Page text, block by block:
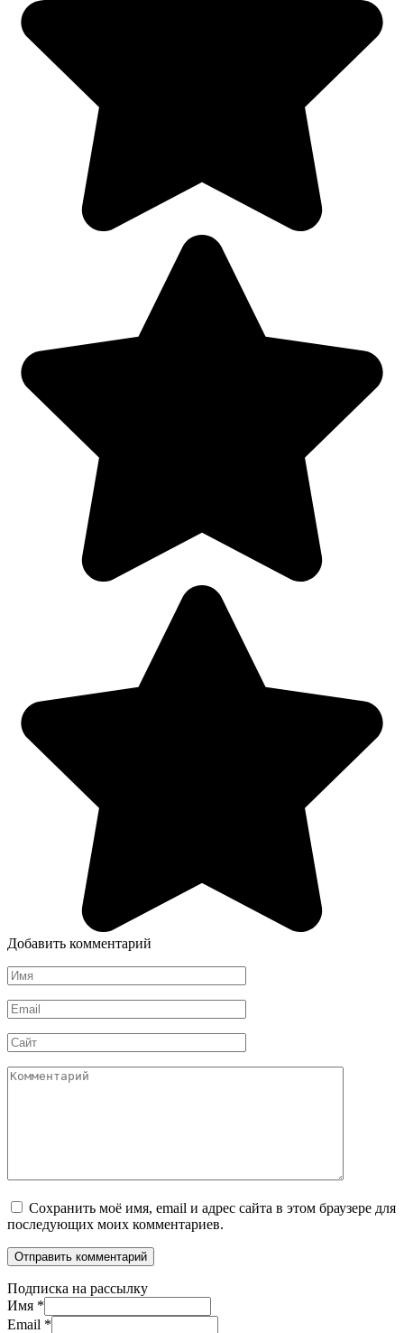
Добавить комментарий
Имя
*
Email
*
Сайт
Комментарий
Сохранить моё имя, email и адрес сайта в этом браузере для
последующих моих комментариев.
Подписка на рассылку
Имя *
Email *